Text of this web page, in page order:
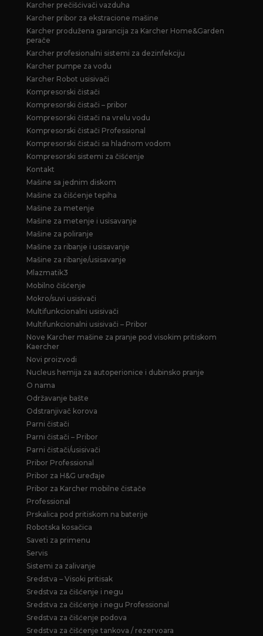
Karcher prečišćivači vazduha
Karcher pribor za ekstracione mašine
Karcher produžena garancija za Karcher Home&Garden
perače
Karcher profesionalni sistemi za dezinfekciju
Karcher pumpe za vodu
Karcher Robot usisivači
Kompresorski čistači
Kompresorski čistači – pribor
Kompresorski čistači na vrelu vodu
Kompresorski čistači Professional
Kompresorski čistači sa hladnom vodom
Kompresorski sistemi za čišćenje
Kontakt
Mašine sa jednim diskom
Mašine za čišćenje tepiha
Mašine za metenje
Mašine za metenje i usisavanje
Mašine za poliranje
Mašine za ribanje i usisavanje
Mašine za ribanje/usisavanje
Mlazmatik3
Mobilno čišćenje
Mokro/suvi usisivači
Multifunkcionalni usisivači
Multifunkcionalni usisivači – Pribor
Nove Karcher mašine za pranje pod visokim pritiskom
Kaercher
Novi proizvodi
Nucleus hemija za autoperionice i dubinsko pranje
O nama
Održavanje bašte
Odstranjivač korova
Parni čistači
Parni čistači – Pribor
Parni čistači/usisivači
Pribor Professional
Pribor za H&G uređaje
Pribor za Karcher mobilne čistače
Professional
Prskalica pod pritiskom na baterije
Robotska kosačica
Saveti za primenu
Servis
Sistemi za zalivanje
Sredstva – Visoki pritisak
Sredstva za čišćenje i negu
Sredstva za čišćenje i negu Professional
Sredstva za čišćenje podova
Sredstva za čišćenje tankova / rezervoara